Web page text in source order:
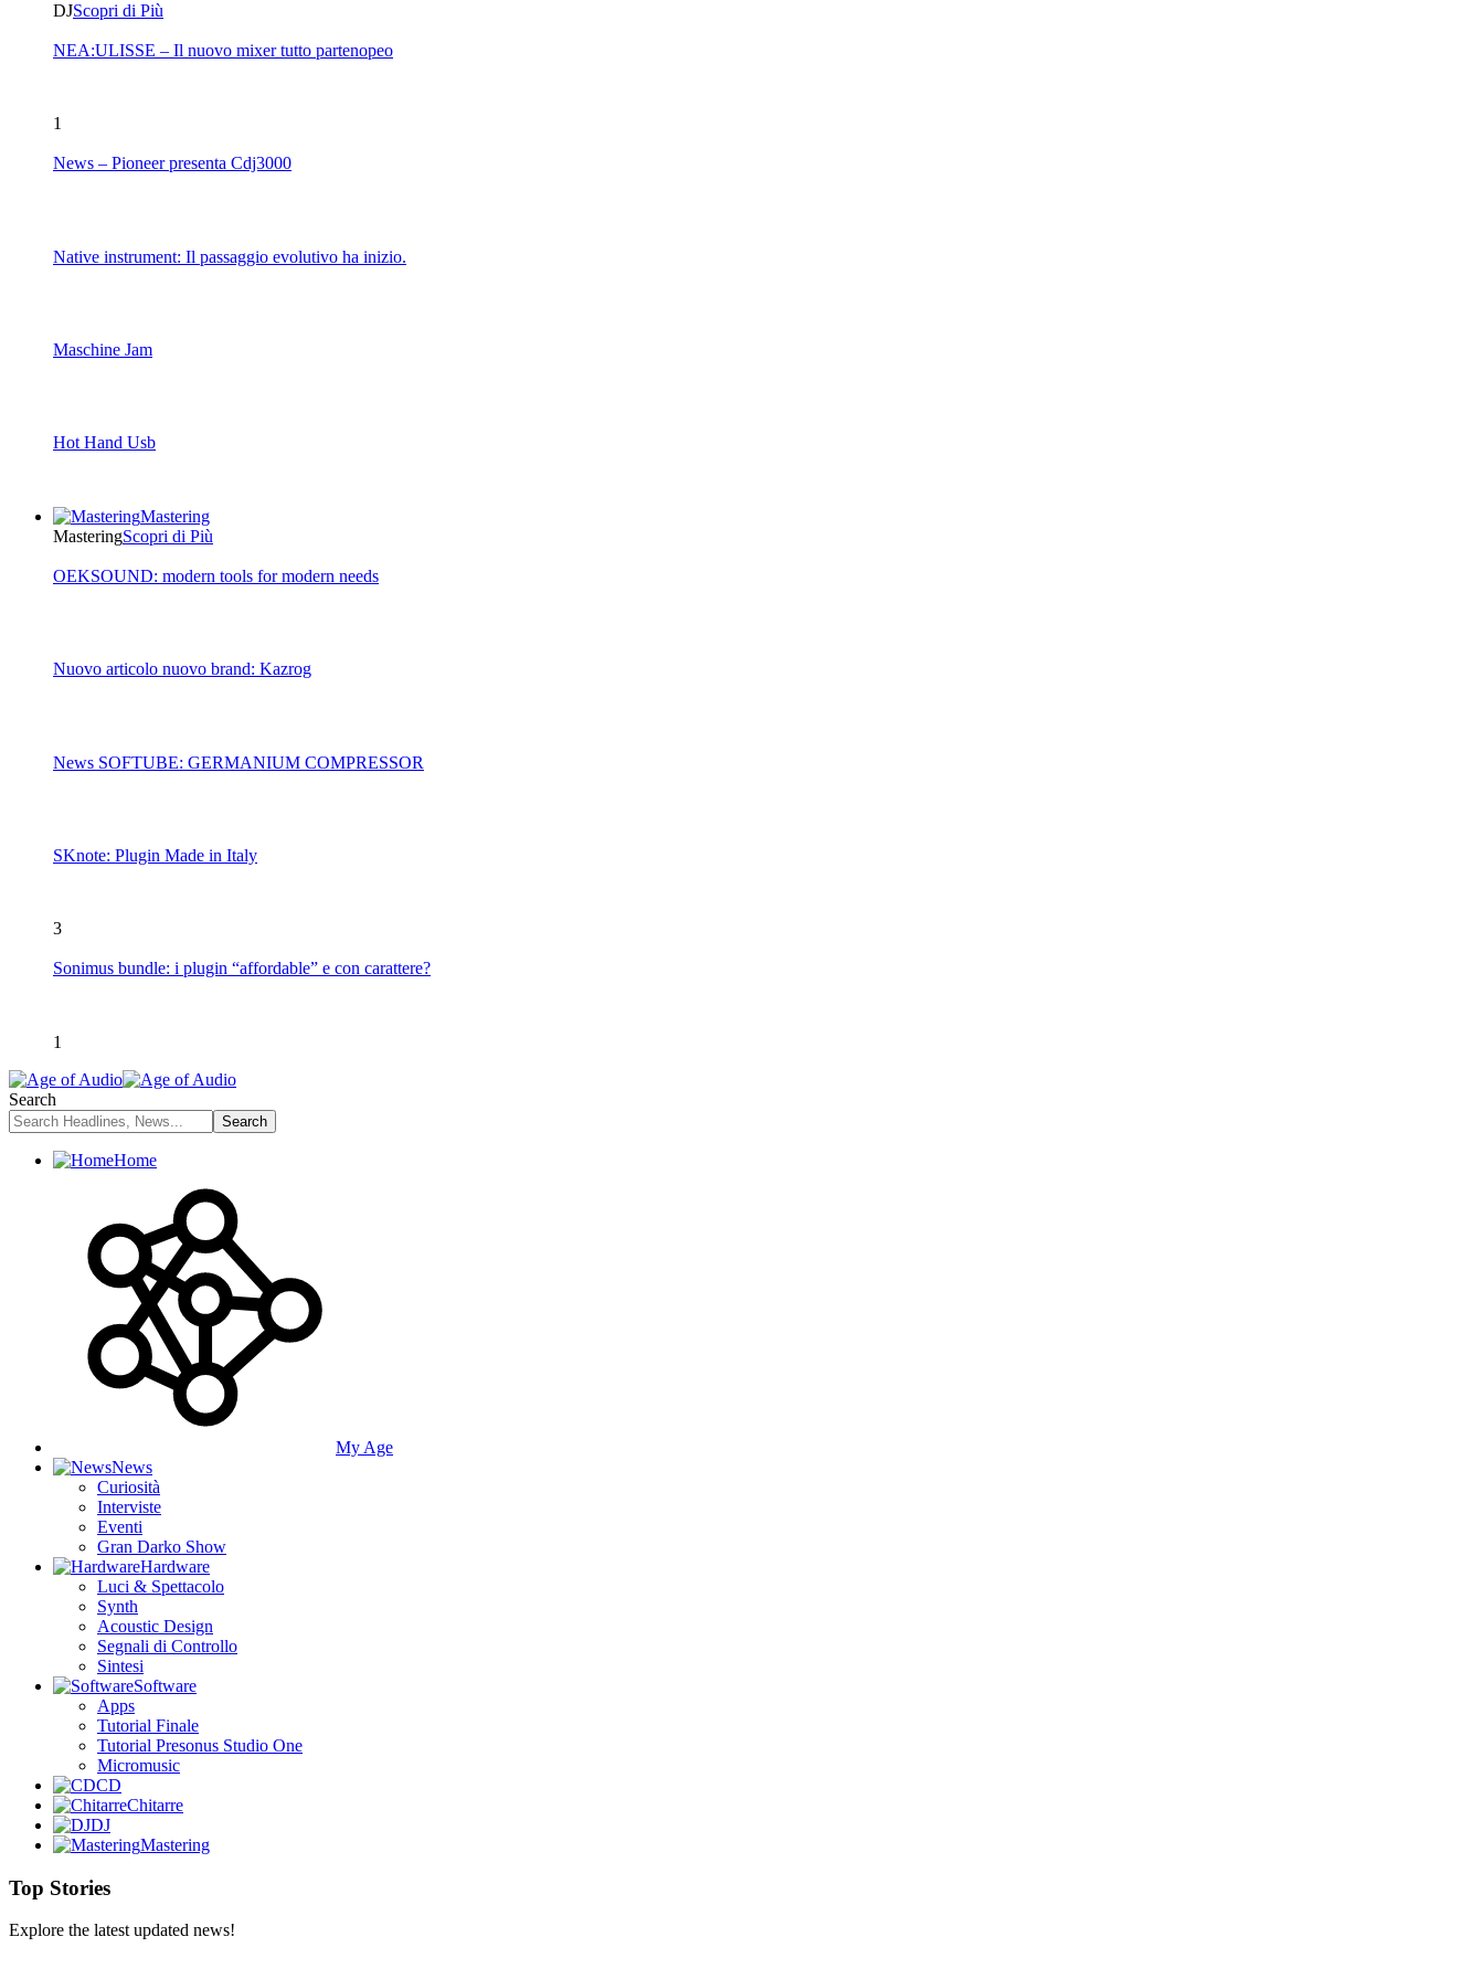
DJScopri di Più
NEA:ULISSE – Il nuovo mixer tutto partenopeo
1
News – Pioneer presenta Cdj3000
Native instrument: Il passaggio evolutivo ha inizio.
Maschine Jam
Hot Hand Usb
Mastering
MasteringScopri di Più
OEKSOUND: modern tools for modern needs
Nuovo articolo nuovo brand: Kazrog
News SOFTUBE: GERMANIUM COMPRESSOR
SKnote: Plugin Made in Italy
3
Sonimus bundle: i plugin “affordable” e con carattere?
1
Search
Home
My Age
News
Curiosità
Interviste
Eventi
Gran Darko Show
Hardware
Luci & Spettacolo
Synth
Acoustic Design
Segnali di Controllo
Sintesi
Software
Apps
Tutorial Finale
Tutorial Presonus Studio One
Micromusic
CD
Chitarre
DJ
Mastering
Top Stories
Explore the latest updated news!